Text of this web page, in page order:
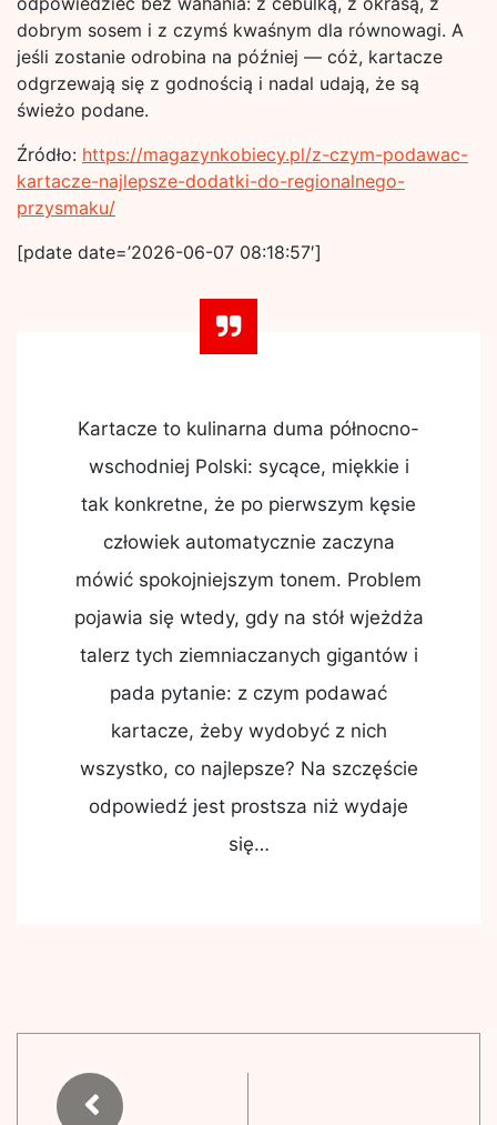
dobrym sosem i z czymś kwaśnym dla równowagi. A
jeśli zostanie odrobina na później — cóż, kartacze
odgrzewają się z godnością i nadal udają, że są
świeżo podane.
Źródło: https://magazynkobiecy.pl/z-czym-podawac-
kartacze-najlepsze-dodatki-do-regionalnego-
przysmaku/
[pdate date=’2026-06-07 08:18:57′]
Kartacze to kulinarna duma północno-
wschodniej Polski: sycące, miękkie i
tak konkretne, że po pierwszym kęsie
człowiek automatycznie zaczyna
mówić spokojniejszym tonem. Problem
pojawia się wtedy, gdy na stół wjeżdża
talerz tych ziemniaczanych gigantów i
pada pytanie: z czym podawać
kartacze, żeby wydobyć z nich
wszystko, co najlepsze? Na szczęście
odpowiedź jest prostsza niż wydaje
się…